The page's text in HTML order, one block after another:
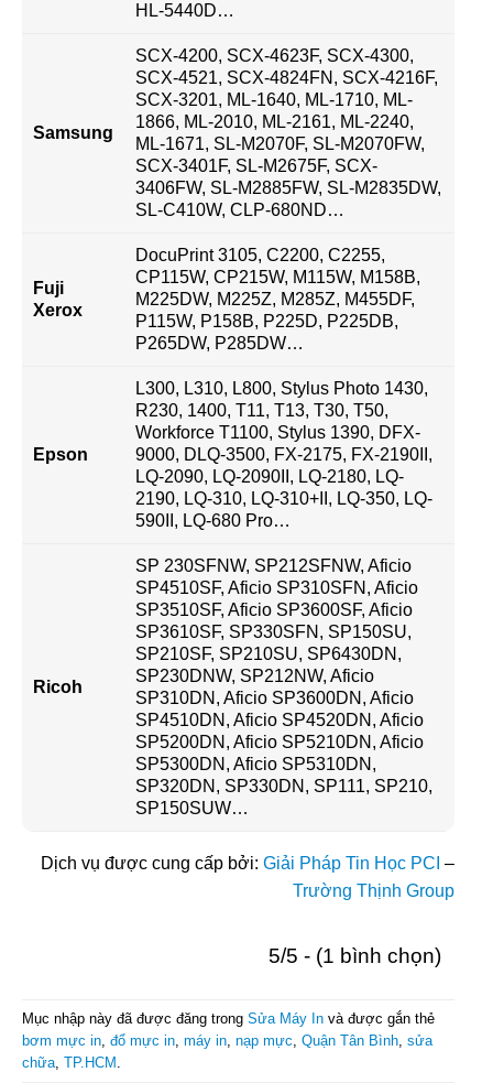
HL-5440D…
Samsung
SCX-4200, SCX-4623F, SCX-4300,
SCX-4521, SCX-4824FN, SCX-4216F,
SCX-3201, ML-1640, ML-1710, ML-
1866, ML-2010, ML-2161, ML-2240,
ML-1671, SL-M2070F, SL-M2070FW,
SCX-3401F, SL-M2675F, SCX-
3406FW, SL-M2885FW, SL-M2835DW,
SL-C410W, CLP-680ND…
Fuji
Xerox
DocuPrint 3105, C2200, C2255,
CP115W, CP215W, M115W, M158B,
M225DW, M225Z, M285Z, M455DF,
P115W, P158B, P225D, P225DB,
P265DW, P285DW…
Epson
L300, L310, L800, Stylus Photo 1430,
R230, 1400, T11, T13, T30, T50,
Workforce T1100, Stylus 1390, DFX-
9000, DLQ-3500, FX-2175, FX-2190II,
LQ-2090, LQ-2090II, LQ-2180, LQ-
2190, LQ-310, LQ-310+II, LQ-350, LQ-
590II, LQ-680 Pro…
Ricoh
SP 230SFNW, SP212SFNW, Aficio
SP4510SF, Aficio SP310SFN, Aficio
SP3510SF, Aficio SP3600SF, Aficio
SP3610SF, SP330SFN, SP150SU,
SP210SF, SP210SU, SP6430DN,
SP230DNW, SP212NW, Aficio
SP310DN, Aficio SP3600DN, Aficio
SP4510DN, Aficio SP4520DN, Aficio
SP5200DN, Aficio SP5210DN, Aficio
SP5300DN, Aficio SP5310DN,
SP320DN, SP330DN, SP111, SP210,
SP150SUW…
Dịch vụ được cung cấp bởi: Giải Pháp Tin Học PCI –
Trường Thịnh Group
5/5 - (1 bình chọn)
Mục nhập này đã được đăng trong Sửa Máy In và được gắn thẻ
bơm mực in đổ mực in máy in nạp mực Quận Tân Bình sửa
chữa TP.HCM